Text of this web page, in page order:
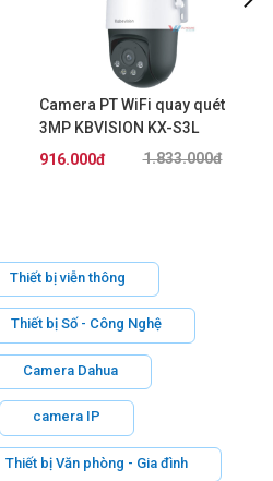
Camera PT WiFi quay quét
3MP KBVISION KX-S3L
1.833.000đ
916.000đ
Thiết bị viễn thông
Thiết bị Số - Công Nghệ
Camera Dahua
camera IP
Thiết bị Văn phòng - Gia đình